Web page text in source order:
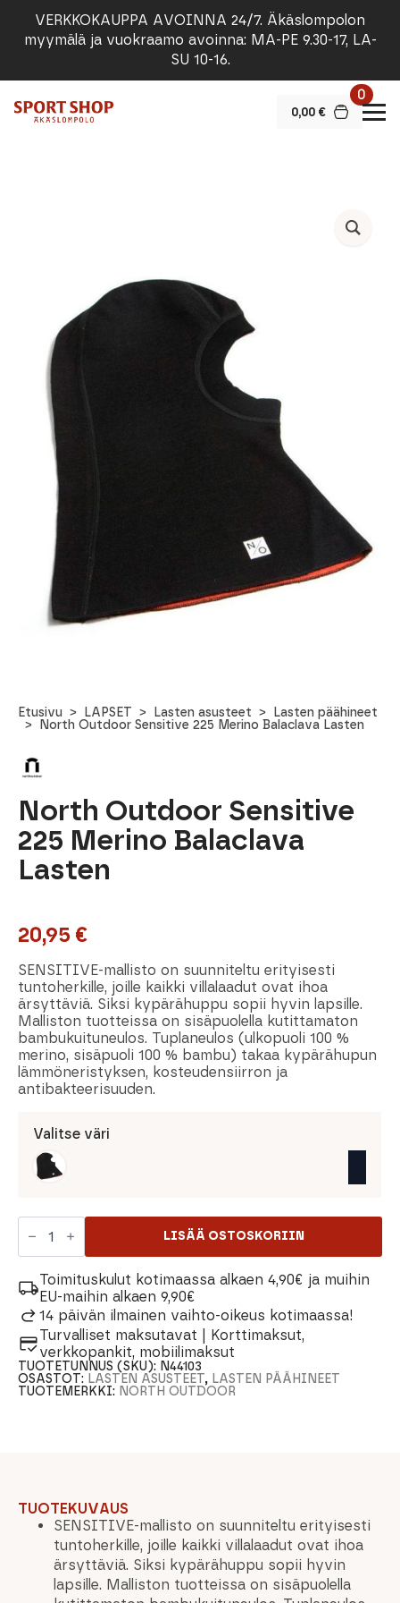
VERKKOKAUPPA AVOINNA 24/7. Äkäslompolon
myymälä ja vuokraamo avoinna: MA-PE 9.30-17, LA-
SU 10-16.
0,00 €
0
Etusivu LAPSET Lasten asusteet
Lasten päähineet
North Outdoor Sensitive 225 Merino Balaclava Lasten
North Outdoor Sensitive
225 Merino Balaclava
Lasten
20,95 €
SENSITIVE-mallisto on suunniteltu erityisesti
tuntoherkille, joille kaikki villalaadut ovat ihoa
ärsyttäviä. Siksi kypärähuppu sopii hyvin lapsille.
Malliston tuotteissa on sisäpuolella kutittamaton
bambukuituneulos. Tuplaneulos (ulkopuoli 100 %
merino, sisäpuoli 100 % bambu) takaa kypärähupun
lämmöneristyksen, kosteudensiirron ja
antibakteerisuuden.
Valitse väri
North
Outdoor
Merino
Balaclava
Lasten
määrä
LISÄÄ OSTOSKORIIN
Toimituskulut kotimaassa alkaen 4,90€ ja muihin
EU-maihin alkaen 9,90€
14 päivän ilmainen vaihto-oikeus kotimaassa!
Turvalliset maksutavat | Korttimaksut,
verkkopankit, mobiilimaksut
TUOTETUNNUS (SKU): N44103
OSASTOT: LASTEN ASUSTEET, LASTEN PÄÄHINEET
TUOTEMERKKI: NORTH OUTDOOR
TUOTEKUVAUS
SENSITIVE-mallisto on suunniteltu erityisesti
tuntoherkille, joille kaikki villalaadut ovat ihoa
ärsyttäviä. Siksi kypärähuppu sopii hyvin
lapsille. Malliston tuotteissa on sisäpuolella